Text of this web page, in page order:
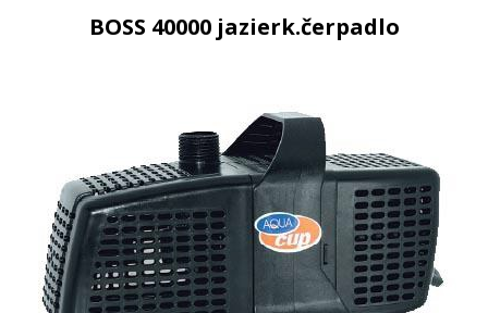
BOSS 40000 jazierk.čerpadlo